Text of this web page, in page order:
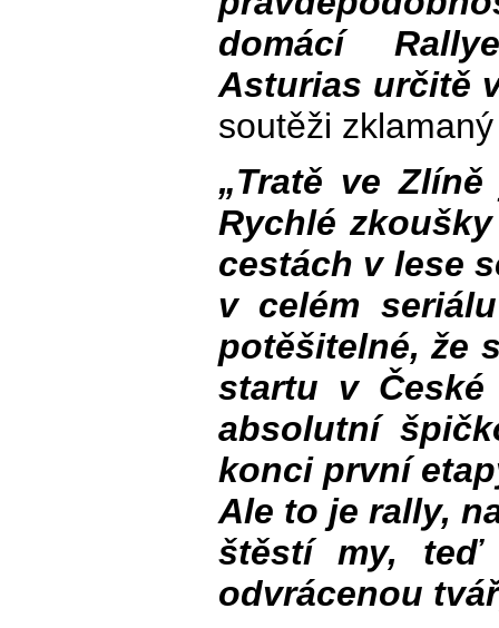
domácí
Asturias určitě
soutěži
„Tratě ve
Rychlé
cestách v lese
v celém
potěšitelné, že
startu v
absolutní
konci první
Ale to je rally,
štěstí my, teď
odvrácenou